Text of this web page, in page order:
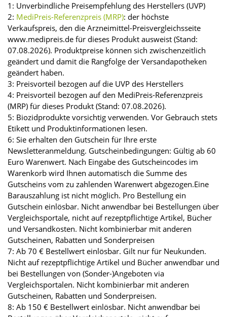
1: Unverbindliche Preisempfehlung des Herstellers (UVP)
2: MediPreis-Referenzpreis (MRP): der höchste
Verkaufspreis, den die Arzneimittel-Preisvergleichsseite
www.medipreis.de für dieses Produkt ausweist (Stand:
07.08.2026). Produktpreise können sich zwischenzeitlich
geändert und damit die Rangfolge der Versandapotheken
geändert haben.
3: Preisvorteil bezogen auf die UVP des Herstellers
4: Preisvorteil bezogen auf den MediPreis-Referenzpreis
(MRP) für dieses Produkt (Stand: 07.08.2026).
5: Biozidprodukte vorsichtig verwenden. Vor Gebrauch stets
Etikett und Produktinformationen lesen.
6: Sie erhalten den Gutschein für Ihre erste
Newsletteranmeldung. Gutscheinbedingungen: Gültig ab 60
Euro Warenwert. Nach Eingabe des Gutscheincodes im
Warenkorb wird Ihnen automatisch die Summe des
Gutscheins vom zu zahlenden Warenwert abgezogen.Eine
Barauszahlung ist nicht möglich. Pro Bestellung ein
Gutschein einlösbar. Nicht anwendbar bei Bestellungen über
Vergleichsportale, nicht auf rezeptpflichtige Artikel, Bücher
und Versandkosten. Nicht kombinierbar mit anderen
Gutscheinen, Rabatten und Sonderpreisen
7: Ab 70 € Bestellwert einlösbar. Gilt nur für Neukunden.
Nicht auf rezeptpflichtige Artikel und Bücher anwendbar und
bei Bestellungen von (Sonder-)Angeboten via
Vergleichsportalen. Nicht kombinierbar mit anderen
Gutscheinen, Rabatten und Sonderpreisen.
8: Ab 150 € Bestellwert einlösbar. Nicht anwendbar bei